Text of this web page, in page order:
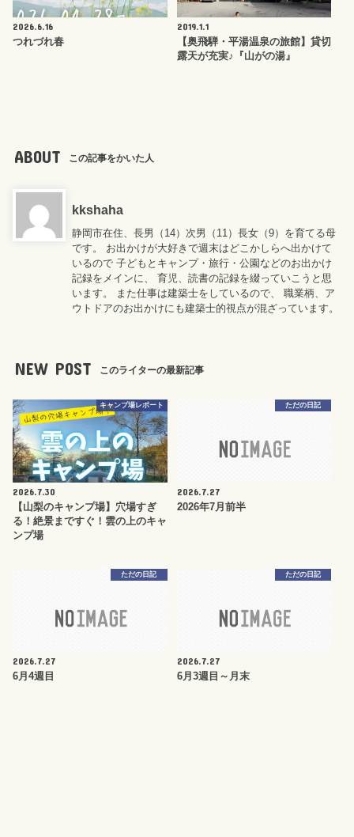
2026.6.16
つれづれ春
2019.1.1
【奥飛騨・平湯温泉の旅館】貸切
露天が充実♪『山がの湯』
ABOUT この記事をかいた人
kkshaha
静岡市在住、長男（14）次男（11）長女（9）を育てる母
です。 お出かけが大好きで週末はどこかしらへ出かけて
いるので 子どもとキャンプ・旅行・公園などのお出かけ
記録をメインに、 育児、読書の記録を綴っていこうと思
います。 また仕事は建築士をしているので、 職業柄、ア
ウトドアのお出かけにも建築士的視点が混ざっています。
NEW POST このライターの最新記事
キャンプ場レポート
2026.7.30
【山梨のキャンプ場】穴場すぎ
る！絶景まですぐ！雲の上のキャ
ンプ場
ただの日記
2026.7.27
2026年7月前半
ただの日記
2026.7.27
6月4週目
ただの日記
2026.7.27
6月3週目～月末